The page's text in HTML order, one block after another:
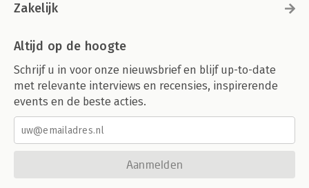
Zakelijk
Altijd op de hoogte
Schrijf u in voor onze nieuwsbrief en blijf up-to-date
met relevante interviews en recensies, inspirerende
events en de beste acties.
Aanmelden